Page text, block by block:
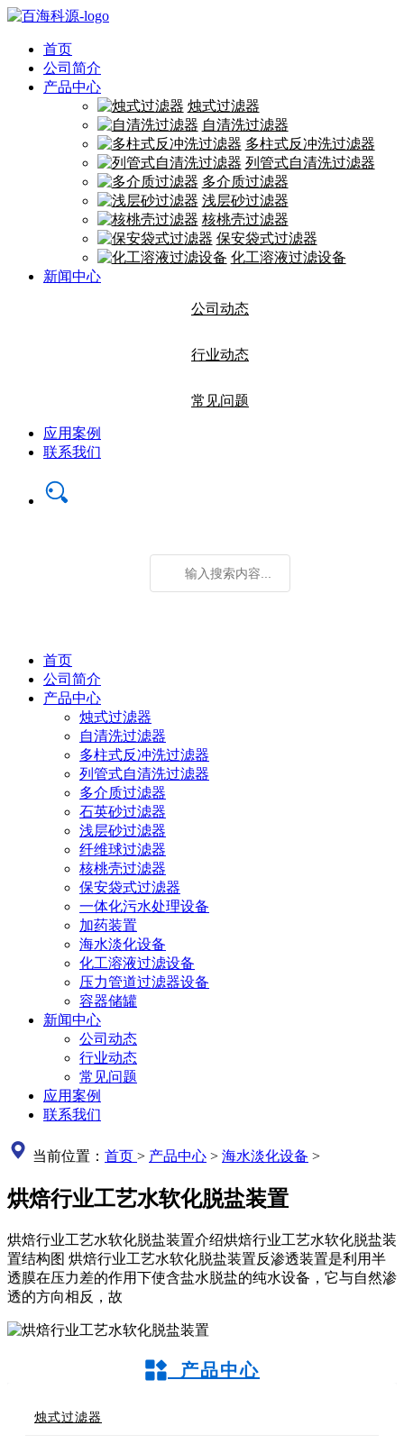
首页
公司简介
产品中心
烛式过滤器
自清洗过滤器
多柱式反冲洗过滤器
列管式自清洗过滤器
多介质过滤器
浅层砂过滤器
核桃壳过滤器
保安袋式过滤器
化工溶液过滤设备
新闻中心
公司动态
行业动态
常见问题
应用案例
联系我们
首页
公司简介
产品中心
烛式过滤器
自清洗过滤器
多柱式反冲洗过滤器
列管式自清洗过滤器
多介质过滤器
石英砂过滤器
浅层砂过滤器
纤维球过滤器
核桃壳过滤器
保安袋式过滤器
一体化污水处理设备
加药装置
海水淡化设备
化工溶液过滤设备
压力管道过滤器设备
容器储罐
新闻中心
公司动态
行业动态
常见问题
应用案例
联系我们
当前位置： 首页 > 产品中心 > 海水淡化设备 >
烘焙行业工艺水软化脱盐装置
烘焙行业工艺水软化脱盐装置介绍烘焙行业工艺水软化脱盐装
置结构图 烘焙行业工艺水软化脱盐装置反渗透装置是利用半
透膜在压力差的作用下使含盐水脱盐的纯水设备，它与自然渗
透的方向相反，故
产品中心
烛式过滤器